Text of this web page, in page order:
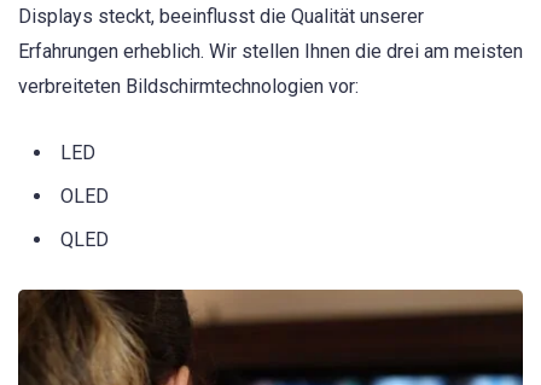
Displays steckt, beeinflusst die Qualität unserer
Erfahrungen erheblich. Wir stellen Ihnen die drei am meisten
verbreiteten Bildschirmtechnologien vor:
LED
OLED
QLED